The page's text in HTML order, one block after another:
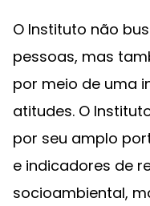
O Instituto não
pessoas, mas
por meio de uma
atitudes. O
por seu amplo
e indicadores de
socioambiental,